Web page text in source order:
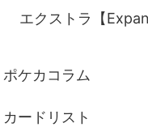
エクストラ【
ポケカコラム
カードリスト